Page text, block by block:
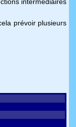
prévoir plusieurs